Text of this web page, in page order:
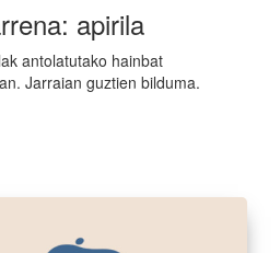
apirila
antolatutako hainbat
Jarraian guztien bilduma.